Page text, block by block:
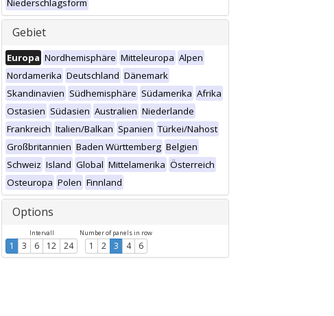
Niederschlagsform
Gebiet
Europa Nordhemisphäre Mitteleuropa Alpen
Nordamerika Deutschland Dänemark
Skandinavien Südhemisphäre Südamerika Afrika
Ostasien Südasien Australien Niederlande
Frankreich Italien/Balkan Spanien Türkei/Nahost
Großbritannien Baden Württemberg Belgien
Schweiz Island Global Mittelamerika Österreich
Osteuropa Polen Finnland
Options
Intervall
1 3 6 12 24
Number of panels in row
1 2 3 4 6